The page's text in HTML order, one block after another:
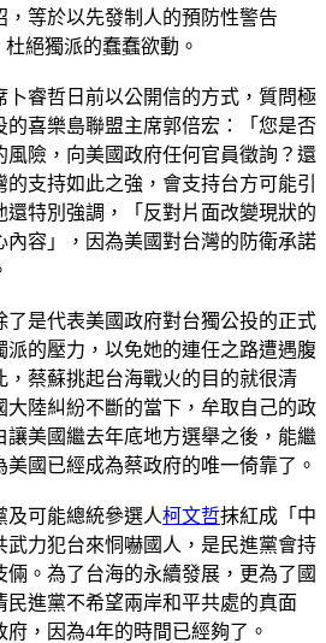
等於以先發制人的預防性警告
杜絕獨派的蠢蠢欲動。
卜睿哲日前以公開信的方式，質問極
的喜樂島聯盟主席郭倍宏：「您是否
風險，向美國政府任何官員徵詢？還
的支持如此之強，會支持台方可能引
特別強調，「反對片面改變現狀的
內容」，因為美國對台灣的防衛承諾
了是代表美國政府對台獨公投的正式
派的壓力，以免她的連任之路遭遇腹
，蔡蘇挑起台海戰火的目的就很清
大陸糾紛不斷的當下，牟取自己的政
讓美國繼去年底地方選舉之後，能繼
國已經成為蔡政府的唯一倚靠了。
及可能總統參選人柯文哲抹紅成「中
武力犯台來恫嚇國人，是民進黨會持
。為了台海的永續發展，更為了國
民進黨不希望兩岸和平共處的真面
，因為4年的時間已經夠了。